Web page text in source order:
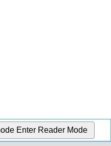
Enter Reader Mode